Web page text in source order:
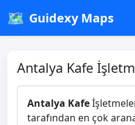
🗺️ Guidexy Maps
Antalya Kafe
Antalya Kafe
tarafından en çok